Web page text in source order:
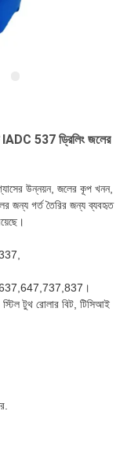
537 ড্রিলিং জলের
উন্নয়ন, জলের কূপ খনন,
জন্য গর্ত তৈরির জন্য ব্যবহৃত
টুথ রোলার বিট, টিসিআই